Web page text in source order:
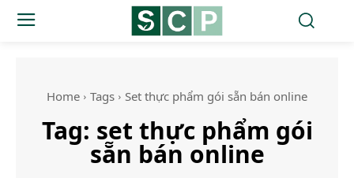
Home Tags Set thực phẩm gói sẵn bán online
Tag: set thực phẩm gói
sẵn bán online